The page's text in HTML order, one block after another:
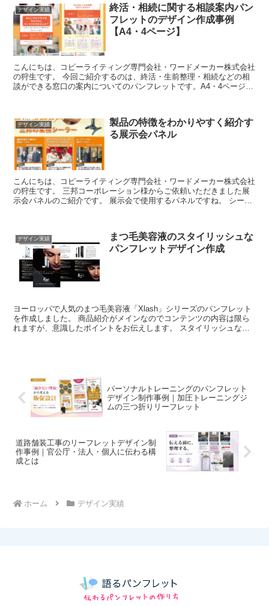
デザイン実績
終活・相続に関する相談案内パン
フレットのデザイン作成事例
【A4・4ページ】
こんにちは、コピーライティング専門会社・ワードメーカー株式会社
の狩生です。 今回ご紹介するのは、終活・生前整理・相続などの相
談ができる窓口の案内についてのパンフレットです。A4・4ページパ
デザイン実績
製品の特徴をわかりやすく紹介す
る展示会パネル
こんにちは、コピーライティング専門会社・ワードメーカー株式会社
の狩生です。 三邦コーポレーション様からご依頼いただきました展
示会パネルのご紹介です。 展示会で使用するパネルですね。 シーラ
デザイン実績
まつ毛美容液のスタイリッシュな
パンフレットデザイン作成
ヨーロッパで人気のまつ毛美容液「Xlash」シリーズのパンフレット
を作成しました。 商品紹介がメインなのでコンテンツの内容は限ら
れますが、意識したポイントをお伝えします。 スタイリッシュなデ
パーソナルトレーニングのパンフレット
デザイン制作事例｜加圧トレーニングジ
ムの三つ折りリーフレット
道路舗装工事のリーフレットデザイン制
作事例｜官公庁・法人・個人に伝わる構
成とは
ホーム デザイン実績